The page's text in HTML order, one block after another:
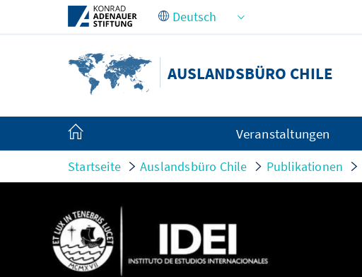
Zum Hauptinhalt springen
AUSLANDSBÜRO CHILE
Veranstaltungen
Startseite Auslandsbüro Chile Publikationen